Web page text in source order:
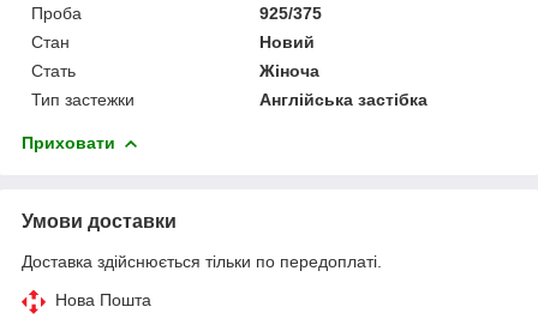
Проба
925/375
Стан
Новий
Стать
Жіноча
Тип застежки
Англійська застібка
Приховати
Умови доставки
Доставка здійснюється тільки по передоплаті.
Нова Пошта